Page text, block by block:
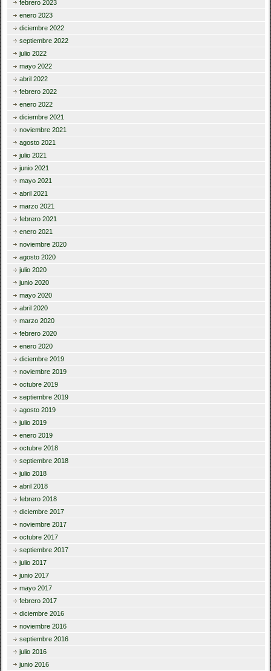
febrero 2023
enero 2023
diciembre 2022
septiembre 2022
julio 2022
mayo 2022
abril 2022
febrero 2022
enero 2022
diciembre 2021
noviembre 2021
agosto 2021
julio 2021
junio 2021
mayo 2021
abril 2021
marzo 2021
febrero 2021
enero 2021
noviembre 2020
agosto 2020
julio 2020
junio 2020
mayo 2020
abril 2020
marzo 2020
febrero 2020
enero 2020
diciembre 2019
noviembre 2019
octubre 2019
septiembre 2019
agosto 2019
julio 2019
enero 2019
octubre 2018
septiembre 2018
julio 2018
abril 2018
febrero 2018
diciembre 2017
noviembre 2017
octubre 2017
septiembre 2017
julio 2017
junio 2017
mayo 2017
febrero 2017
diciembre 2016
noviembre 2016
septiembre 2016
julio 2016
junio 2016